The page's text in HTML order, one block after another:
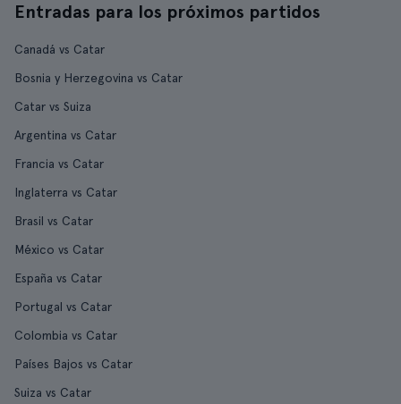
Entradas para los próximos partidos
Canadá vs Catar
Bosnia y Herzegovina vs Catar
Catar vs Suiza
Argentina vs Catar
Francia vs Catar
Inglaterra vs Catar
Brasil vs Catar
México vs Catar
España vs Catar
Portugal vs Catar
Colombia vs Catar
Países Bajos vs Catar
Suiza vs Catar